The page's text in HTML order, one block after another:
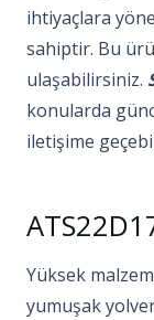
ihtiyaçlara
sahiptir. Bu
ulaşabilirsiniz.
konularda
iletişime
Yüksek
yumuşak